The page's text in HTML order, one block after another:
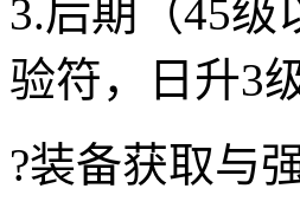
3.后期（45级
验符，日升3级
?装备获取与